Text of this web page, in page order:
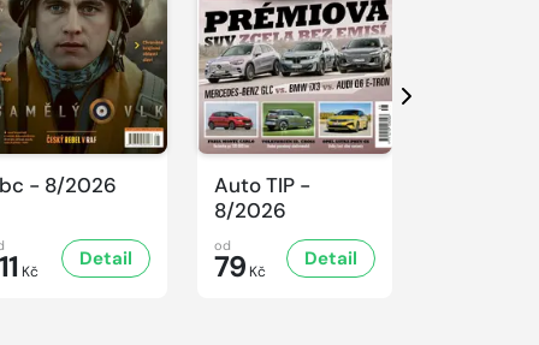
- 8/2026
Kč
Detail
Auto TIP -
8/2026
od
79 Kč
Detail
Další